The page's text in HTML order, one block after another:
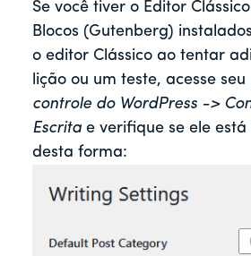
Se você tiver o Editor
Blocos (Gutenberg)
o editor Clássico ao tentar
lição ou um teste, acesse seu
controle do WordPress ->
Escrita e verifique se ele
desta forma: